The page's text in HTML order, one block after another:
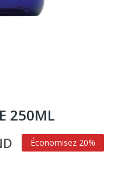
250ML
Économisez 20%